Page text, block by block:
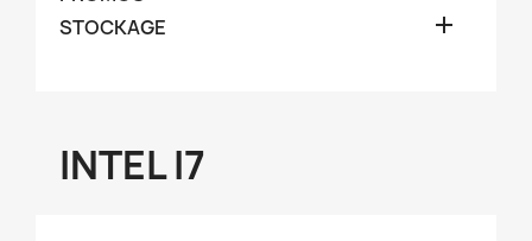
STOCKAGE

INTEL I7